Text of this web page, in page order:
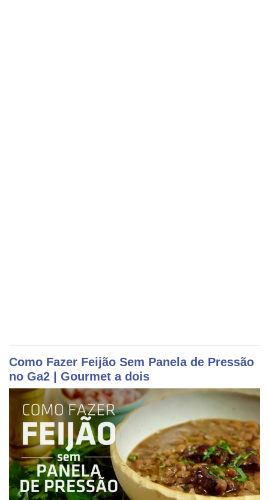
Como Fazer Feijão Sem Panela de Pressão
no Ga2 | Gourmet a dois